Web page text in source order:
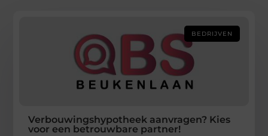
BEDRIJVEN
Verbouwingshypotheek aanvragen? Kies
voor een betrouwbare partner!